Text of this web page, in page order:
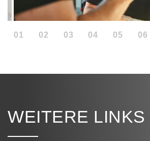
01 02 03 04 05 06
WEITERE LINKS